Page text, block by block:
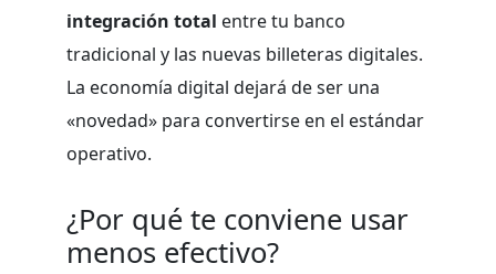
integración total entre tu banco
tradicional y las nuevas billeteras digitales.
La economía digital dejará de ser una
«novedad» para convertirse en el estándar
operativo.
¿Por qué te conviene usar
menos efectivo?